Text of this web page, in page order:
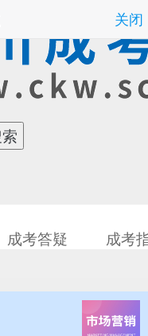
成考答疑 成考
关闭